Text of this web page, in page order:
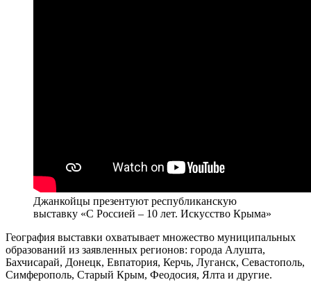
Джанкойцы презентуют республиканскую
выставку «С Россией – 10 лет. Искусство Крыма»
География выставки охватывает множество муниципальных
образований из заявленных регионов: города Алушта,
Бахчисарай, Донецк, Евпатория, Керчь, Луганск, Севастополь,
Симферополь, Старый Крым, Феодосия, Ялта и другие.